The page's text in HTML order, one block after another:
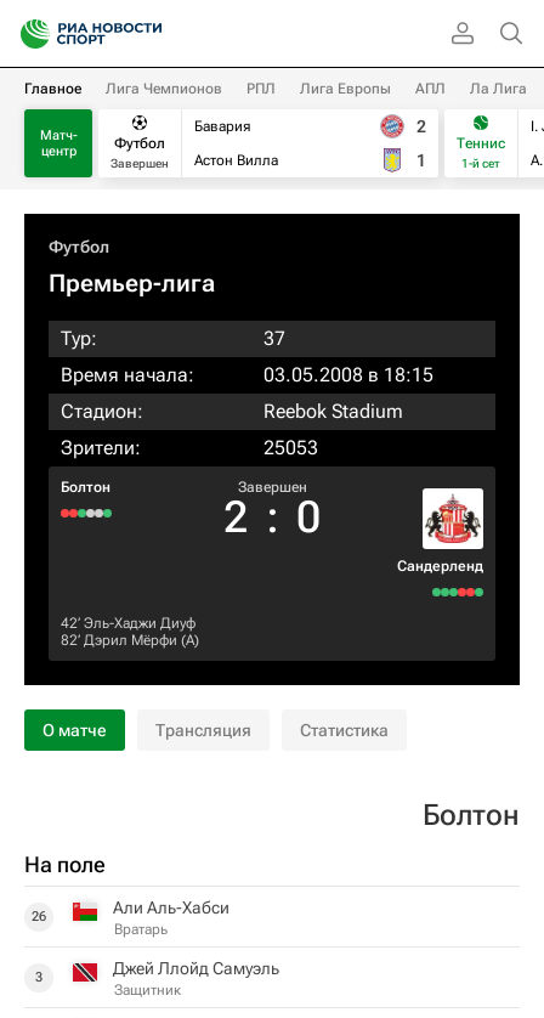
Главное Лига Чемпионов РПЛ Лига Европы АПЛ Ла Лига
Матч-
центр
Футбол
Завершен
Бавария
Астон Вилла
2
1
Теннис
1-й сет
I.
Футбол
Премьер-лига
Тур:
37
Время начала:
03.05.2008 в 18:15
Стадион:
Reebok Stadium
Зрители:
25053
Болтон Завершен
2 : 0
Сандерленд
42‎’‎ Эль-Хаджи Диуф
82‎’‎ Дэрил Мёрфи (А)
О матче Трансляция Статистика
Болтон
На поле
26 Али Аль-Хабси
Вратарь
3 Джей Ллойд Самуэль
Защитник